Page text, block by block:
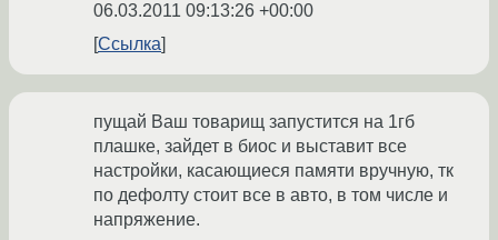
06.03.2011 09:13:26 +00:00
Ссылка
пущай Ваш товарищ запустится на 1гб
плашке, зайдет в биос и выставит все
настройки, касающиеся памяти вручную, тк
по дефолту стоит все в авто, в том числе и
напряжение.